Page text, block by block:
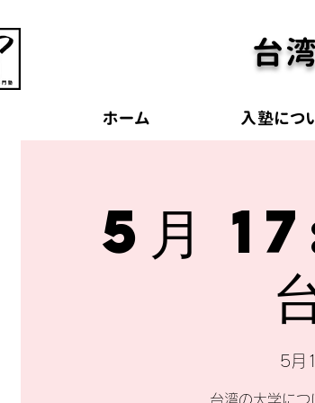
台
ホーム 入塾につ
5月
5月
台湾の大学につ